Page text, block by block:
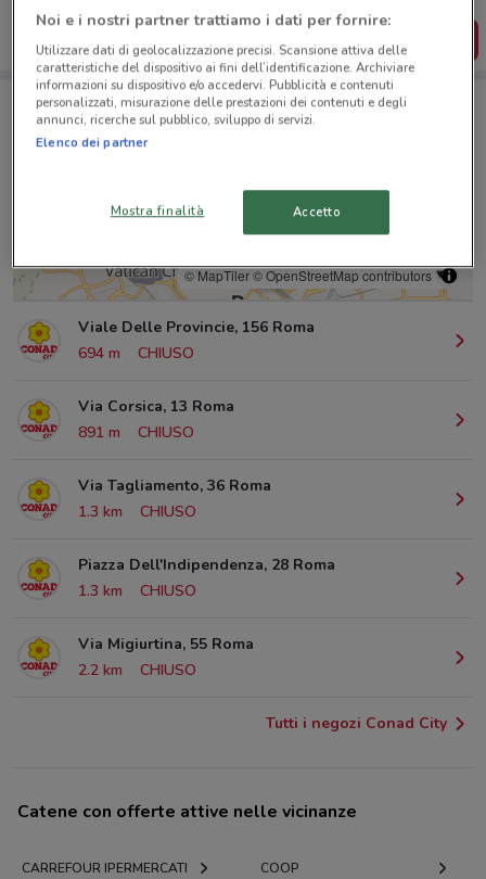
SCARICA L’APP
Negozi Conad City a ROMA
© MapTiler© OpenStreetMap contributors
Viale Delle Provincie, 156 Roma
694 m
CHIUSO
Via Corsica, 13 Roma
891 m
CHIUSO
Via Tagliamento, 36 Roma
1.3 km
CHIUSO
Piazza Dell'Indipendenza, 28 Roma
1.3 km
CHIUSO
Via Migiurtina, 55 Roma
2.2 km
CHIUSO
Tutti i negozi Conad City
Catene con offerte attive nelle vicinanze
CARREFOUR IPERMERCATI COOP
Noi e i nostri partner trattiamo i dati per fornire:
Utilizzare dati di geolocalizzazione precisi. Scansione attiva delle
caratteristiche del dispositivo ai fini dell’identificazione. Archiviare
informazioni su dispositivo e/o accedervi. Pubblicità e contenuti
personalizzati, misurazione delle prestazioni dei contenuti e degli
annunci, ricerche sul pubblico, sviluppo di servizi.
Elenco dei partner
Mostra finalità Accetto